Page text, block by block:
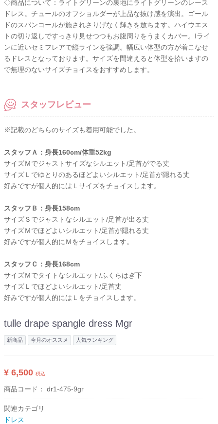
◇商品について：ライトグリーンの裏地にライトグリーンのレース
ドレス。チュールのオフショルダーが上品な抜け感を演出。ゴール
ドのスパンコールが施されさりげなく輝きを放ちます。ハイウエス
トの切り返しですっきり見せつつもお腹周りをうまくカバー。Iライ
ンに近いセミフレアで縦ラインを強調。幅広い体型の方が着こなせ
るドレスとなっております。サイズを間違えると体型を拾いますの
で無理のないサイズチョイスをおすすめします。
スタッフレビュー
※記載のどちらのサイズも着用可能でした。
スタッフＡ：身長160cm/体重52kg
サイズＭでジャストサイズなシルエット/足首がでる丈
サイズＬでゆとりのあるほどよいシルエット/足首が隠れる丈
好みですが個人的にはＬサイズをチョイスします。
スタッフＢ：身長158cm
サイズＳでジャストなシルエット/足首が出る丈
サイズＭでほどよいシルエット/足首が隠れる丈
好みですが個人的にＭをチョイスします。
スタッフＣ：身長168cm
サイズＭでタイトなシルエット/ふくらはぎ下
サイズＬでほどよいシルエット/足首丈
好みですが個人的にはＬをチョイスします。
tulle drape spangle dress Mgr
新商品 今月のオススメ 人気ランキング
¥ 6,500 税込
商品コード： dr1-475-9gr
関連カテゴリ
ドレス